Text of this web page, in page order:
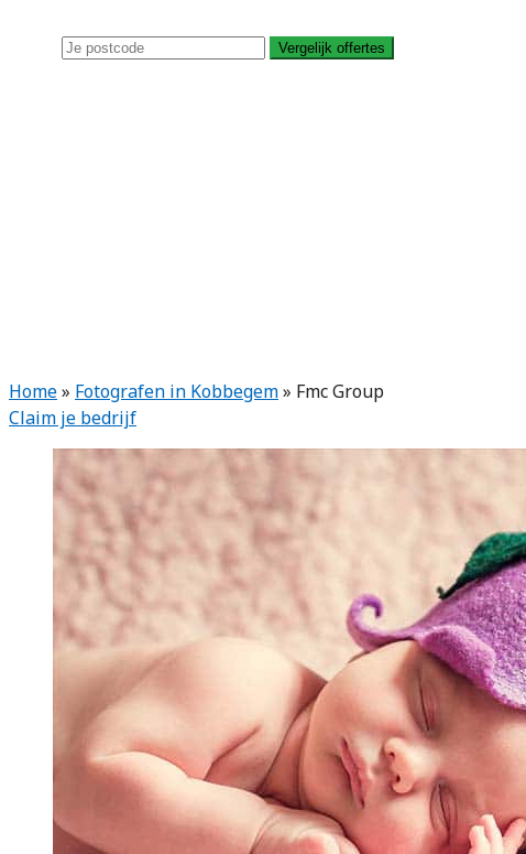
Vergelijk offertes
Home» Fotografen in Kobbegem» Fmc Group
Claim je bedrijf